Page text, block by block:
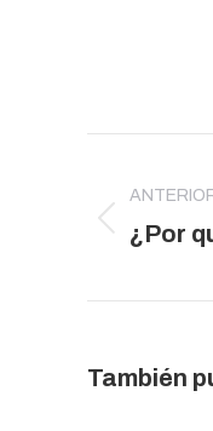
entre
¿Por
También